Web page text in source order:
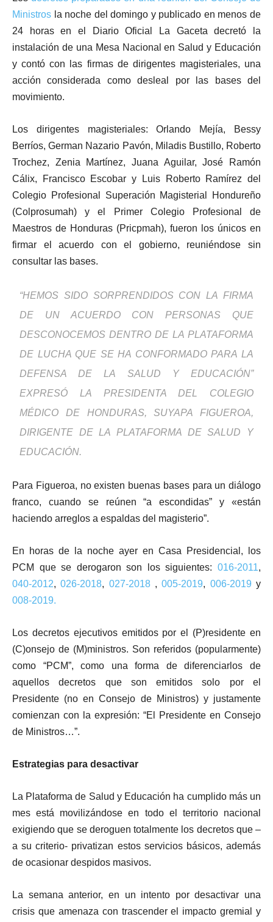
Ministros la noche del domingo y publicado en menos de
24 horas en el Diario Oficial La Gaceta decretó la
instalación de una Mesa Nacional en Salud y Educación
y contó con las firmas de dirigentes magisteriales, una
acción considerada como desleal por las bases del
movimiento.
Los dirigentes magisteriales: Orlando Mejía, Bessy
Berríos, German Nazario Pavón, Miladis Bustillo, Roberto
Trochez, Zenia Martínez, Juana Aguilar, José Ramón
Cálix, Francisco Escobar y Luis Roberto Ramírez del
Colegio Profesional Superación Magisterial Hondureño
(Colprosumah) y el Primer Colegio Profesional de
Maestros de Honduras (Pricpmah), fueron los únicos en
firmar el acuerdo con el gobierno, reuniéndose sin
consultar las bases.
“HEMOS SIDO SORPRENDIDOS CON LA FIRMA
DE UN ACUERDO CON PERSONAS QUE
DESCONOCEMOS DENTRO DE LA PLATAFORMA
DE LUCHA QUE SE HA CONFORMADO PARA LA
DEFENSA DE LA SALUD Y EDUCACIÓN”
EXPRESÓ LA PRESIDENTA DEL COLEGIO
MÉDICO DE HONDURAS, SUYAPA FIGUEROA,
DIRIGENTE DE LA PLATAFORMA DE SALUD Y
EDUCACIÓN.
Para Figueroa, no existen buenas bases para un diálogo
franco, cuando se reúnen “a escondidas” y «están
haciendo arreglos a espaldas del magisterio”.
En horas de la noche ayer en Casa Presidencial, los
PCM que se derogaron son los siguientes: 016-2011,
040-2012,026-2018, 027-2018,005-2019, 006-2019 y
008-2019.
Los decretos ejecutivos emitidos por el (P)residente en
(C)onsejo de (M)ministros. Son referidos (popularmente)
como “PCM”, como una forma de diferenciarlos de
aquellos decretos que son emitidos solo por el
Presidente (no en Consejo de Ministros) y justamente
comienzan con la expresión: “El Presidente en Consejo
de Ministros…”.
Estrategias para desactivar
La Plataforma de Salud y Educación ha cumplido más un
mes está movilizándose en todo el territorio nacional
exigiendo que se deroguen totalmente los decretos que –
a su criterio- privatizan estos servicios básicos, además
de ocasionar despidos masivos.
La semana anterior, en un intento por desactivar una
crisis que amenaza con trascender el impacto gremial y